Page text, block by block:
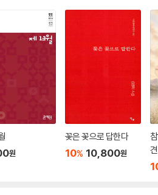
원
꽃은 꽃으로 답한다
10% 10,800원